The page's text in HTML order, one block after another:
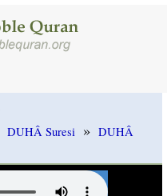
DUHÂ Suresi » DUHÂ